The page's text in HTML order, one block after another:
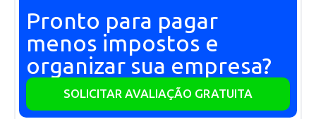
Pronto para pagar
menos impostos e
organizar sua empresa?
SOLICITAR AVALIAÇÃO GRATUITA